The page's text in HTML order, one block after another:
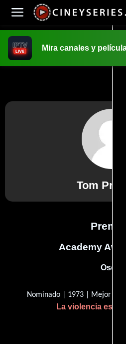
Mira canales y
Tom
Academy
Oscar
Nominado | 1973 | Mejor
La violencia está